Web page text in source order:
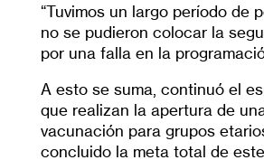
“Tuvimos un largo período de
no se pudieron colocar la
por una falla en la
A esto se suma, continuó el
que realizan la apertura de
vacunación para grupos
concluido la meta total de